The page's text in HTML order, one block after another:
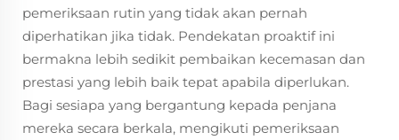
pemeriksaan rutin yang tidak akan pernah
diperhatikan jika tidak. Pendekatan proaktif ini
bermakna lebih sedikit pembaikan kecemasan dan
prestasi yang lebih baik tepat apabila diperlukan.
Bagi sesiapa yang bergantung kepada penjana
mereka secara berkala, mengikuti pemeriksaan